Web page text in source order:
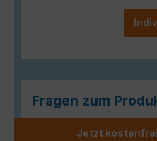
Fragen zum
Jetzt